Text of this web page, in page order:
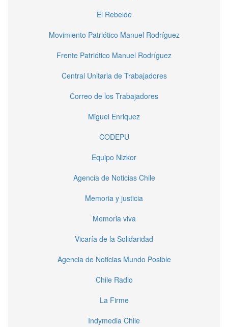
El Rebelde
Movimiento Patriótico Manuel Rodríguez
Frente Patriótico Manuel Rodríguez
Central Unitaria de Trabajadores
Correo de los Trabajadores
Miguel Enriquez
CODEPU
Equipo Nizkor
Agencia de Noticias Chile
Memoria y justicia
Memoria viva
Vicaría de la Solidaridad
Agencia de Noticias Mundo Posible
Chile Radio
La Firme
Indymedia Chile